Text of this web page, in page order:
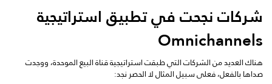
شركات نجحت في تطبيق استراتيجية
Omnichannels
هناك العديد من الشركات التي طبقت استراتيجية قناة البيع الموحدة، ووجدت
صداها بالفعل، فعلى سبيل المثال لا الحصر نجد: